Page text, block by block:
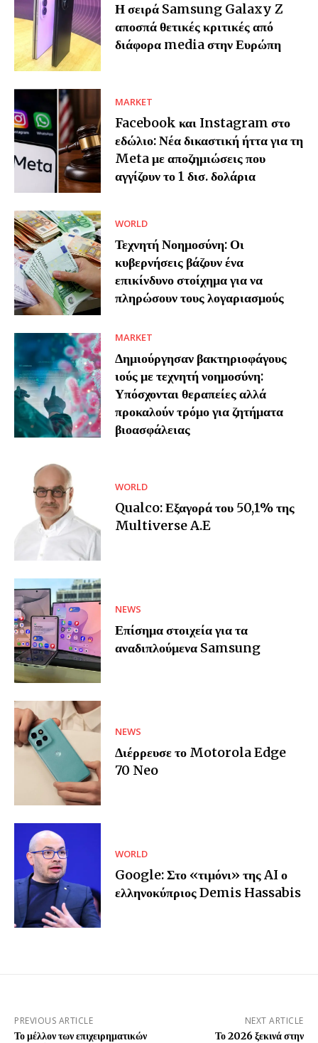
Η σειρά Samsung Galaxy Z
αποσπά θετικές κριτικές από
διάφορα media στην Ευρώπη
MARKET
Facebook και Instagram στο
εδώλιο: Νέα δικαστική ήττα για τη
Meta με αποζημιώσεις που
αγγίζουν το 1 δισ. δολάρια
WORLD
Τεχνητή Νοημοσύνη: Οι
κυβερνήσεις βάζουν ένα
επικίνδυνο στοίχημα για να
πληρώσουν τους λογαριασμούς
MARKET
Δημιούργησαν βακτηριοφάγους
ιούς με τεχνητή νοημοσύνη:
Υπόσχονται θεραπείες αλλά
προκαλούν τρόμο για ζητήματα
βιοασφάλειας
WORLD
Qualco: Εξαγορά του 50,1% της
Multiverse A.E
NEWS
Επίσημα στοιχεία για τα
αναδιπλούμενα Samsung
NEWS
Διέρρευσε το Motorola Edge
70 Neo
WORLD
Google: Στο «τιμόνι» της AI ο
ελληνοκύπριος Demis Hassabis
PREVIOUS ARTICLE
Το μέλλον των επιχειρηματικών
NEXT ARTICLE
Το 2026 ξεκινά στην